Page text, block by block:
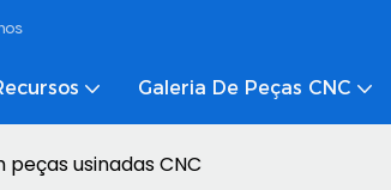
Galeria De Peças CNC
usinadas CNC